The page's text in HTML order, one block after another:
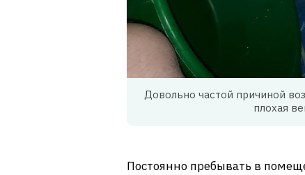
Довольно частой причиной
плохая
Постоянно пребывать в